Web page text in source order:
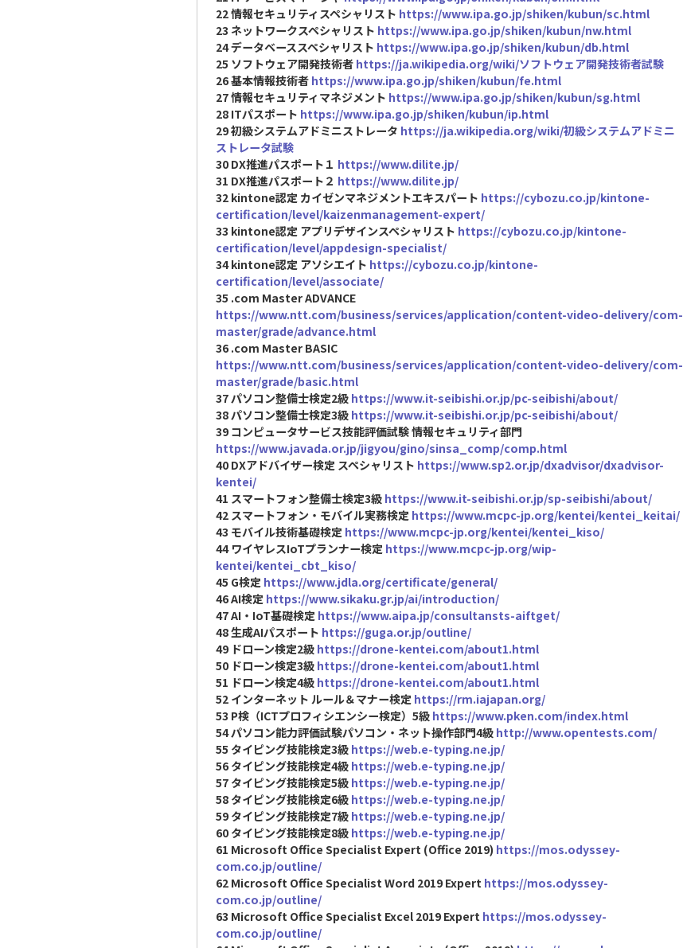
22 情報セキュリティスペシャリスト https://www.ipa.go.jp/shiken/kubun/sc.html
23 ネットワークスペシャリスト https://www.ipa.go.jp/shiken/kubun/nw.html
24 データベーススペシャリスト https://www.ipa.go.jp/shiken/kubun/db.html
25 ソフトウェア開発技術者 https://ja.wikipedia.org/wiki/ソフトウェア開発技術者試験
26 基本情報技術者 https://www.ipa.go.jp/shiken/kubun/fe.html
27 情報セキュリティマネジメント https://www.ipa.go.jp/shiken/kubun/sg.html
28 ITパスポート https://www.ipa.go.jp/shiken/kubun/ip.html
29 初級システムアドミニストレータ https://ja.wikipedia.org/wiki/初級システムアドミニ
ストレータ試験
30 DX推進パスポート１ https://www.dilite.jp/
31 DX推進パスポート２ https://www.dilite.jp/
32 kintone認定 カイゼンマネジメントエキスパート https://cybozu.co.jp/kintone-
certification/level/kaizenmanagement-expert/
33 kintone認定 アプリデザインスペシャリスト https://cybozu.co.jp/kintone-
certification/level/appdesign-specialist/
34 kintone認定 アソシエイト https://cybozu.co.jp/kintone-
certification/level/associate/
35 .com Master ADVANCE
https://www.ntt.com/business/services/application/content-video-delivery/com-
master/grade/advance.html
36 .com Master BASIC
https://www.ntt.com/business/services/application/content-video-delivery/com-
master/grade/basic.html
37 パソコン整備士検定2級 https://www.it-seibishi.or.jp/pc-seibishi/about/
38 パソコン整備士検定3級 https://www.it-seibishi.or.jp/pc-seibishi/about/
39 コンピュータサービス技能評価試験 情報セキュリティ部門
https://www.javada.or.jp/jigyou/gino/sinsa_comp/comp.html
40 DXアドバイザー検定 スペシャリスト https://www.sp2.or.jp/dxadvisor/dxadvisor-
kentei/
41 スマートフォン整備士検定3級 https://www.it-seibishi.or.jp/sp-seibishi/about/
42 スマートフォン・モバイル実務検定 https://www.mcpc-jp.org/kentei/kentei_keitai/
43 モバイル技術基礎検定 https://www.mcpc-jp.org/kentei/kentei_kiso/
44 ワイヤレスIoTプランナー検定 https://www.mcpc-jp.org/wip-
kentei/kentei_cbt_kiso/
45 G検定 https://www.jdla.org/certificate/general/
46 AI検定 https://www.sikaku.gr.jp/ai/introduction/
47 AI・IoT基礎検定 https://www.aipa.jp/consultansts-aiftget/
48 生成AIパスポート https://guga.or.jp/outline/
49 ドローン検定2級 https://drone-kentei.com/about1.html
50 ドローン検定3級 https://drone-kentei.com/about1.html
51 ドローン検定4級 https://drone-kentei.com/about1.html
52 インターネット ルール＆マナー検定 https://rm.iajapan.org/
53 P検（ICTプロフィシエンシー検定）5級 https://www.pken.com/index.html
54 パソコン能力評価試験パソコン・ネット操作部門4級 http://www.opentests.com/
55 タイピング技能検定3級 https://web.e-typing.ne.jp/
56 タイピング技能検定4級 https://web.e-typing.ne.jp/
57 タイピング技能検定5級 https://web.e-typing.ne.jp/
58 タイピング技能検定6級 https://web.e-typing.ne.jp/
59 タイピング技能検定7級 https://web.e-typing.ne.jp/
60 タイピング技能検定8級 https://web.e-typing.ne.jp/
61 Microsoft Office Specialist Expert (Office 2019) https://mos.odyssey-
com.co.jp/outline/
62 Microsoft Office Specialist Word 2019 Expert https://mos.odyssey-
com.co.jp/outline/
63 Microsoft Office Specialist Excel 2019 Expert https://mos.odyssey-
com.co.jp/outline/